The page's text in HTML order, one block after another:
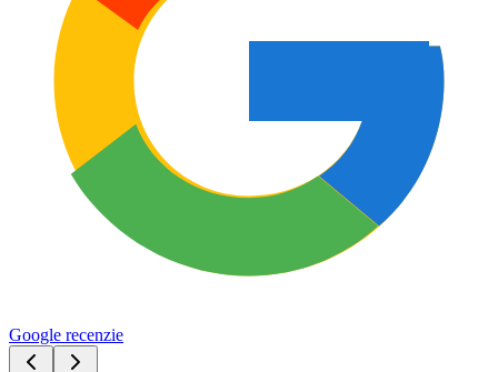
Google recenzie